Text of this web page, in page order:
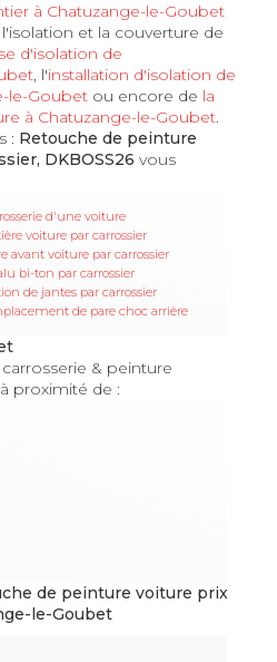
à Chatuzange-le-Goubet
et la couverture de
d'isolation de
, l'installation d'isolation de
le-Goubet ou encore de la
à Chatuzange-le-Goubet.
: Retouche de peinture
DKBOSS26 vous
d'une voiture
voiture par carrossier
avant voiture par carrossier
bi-ton par carrossier
de jantes par carrossier
de pare choc arrière
& peinture
proximité de :
de peinture voiture prix
le-Goubet